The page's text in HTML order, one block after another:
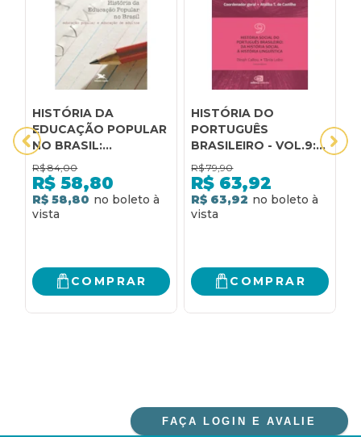
HISTÓRIA DA
EDUCAÇÃO POPULAR
NO BRASIL:
EDUCAÇÃO POPULAR
E EDUCAÇÃO DE
ADULTOS
R$ 84,00
R$ 58,80
R$ 58,80
COMPRAR
HISTÓRIA DO
PORTUGUÊS
BRASILEIRO - VOL.9:
HISTÓRIA SOCIAL DO
PORTUGUÊS
BRASILEIRO: DA
HISTÓRIA SOCIAL À
R$ 79,90
R$ 63,92
R$ 63,92
COMPRAR
FAÇA LOGIN E AVALIE